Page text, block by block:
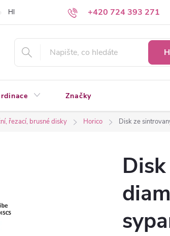
+420 724 393 271
Hledáte a nenacházíte? Napište nám
Značky
řezací, brusné disky Horico Disk ze